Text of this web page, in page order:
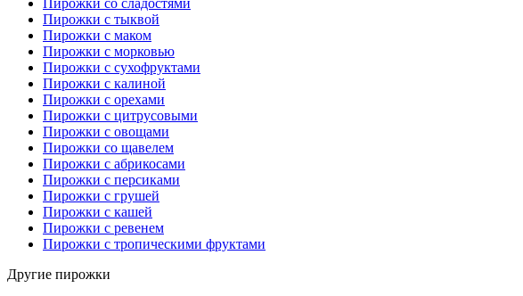
Пирожки со сладостями
Пирожки с тыквой
Пирожки с маком
Пирожки с морковью
Пирожки с сухофруктами
Пирожки с калиной
Пирожки с орехами
Пирожки с цитрусовыми
Пирожки с овощами
Пирожки со щавелем
Пирожки с абрикосами
Пирожки с персиками
Пирожки с грушей
Пирожки с кашей
Пирожки с ревенем
Пирожки с тропическими фруктами
Другие пирожки